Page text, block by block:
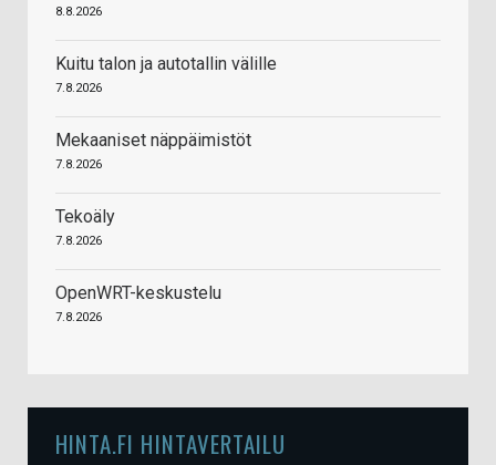
8.8.2026
Kuitu talon ja autotallin välille
7.8.2026
Mekaaniset näppäimistöt
7.8.2026
Tekoäly
7.8.2026
OpenWRT-keskustelu
7.8.2026
HINTA.FI HINTAVERTAILU